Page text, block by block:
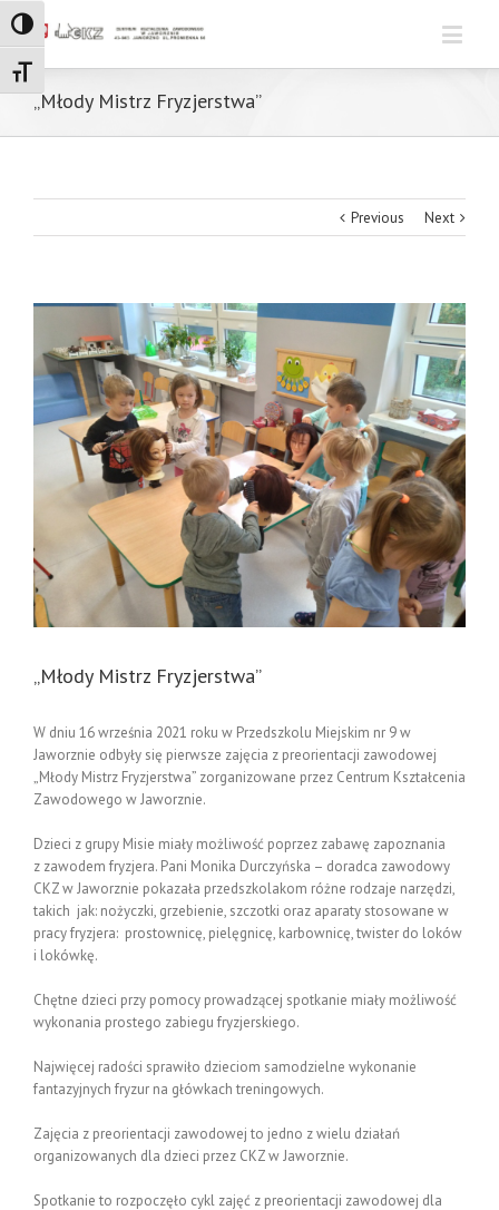
Toggle High Contrast
Toggle Font size
„Młody Mistrz Fryzjerstwa”
Previous Next
„Młody Mistrz Fryzjerstwa”
W dniu 16 września 2021 roku w Przedszkolu Miejskim nr 9 w
Jaworznie odbyły się pierwsze zajęcia z preorientacji zawodowej
„Młody Mistrz Fryzjerstwa” zorganizowane przez Centrum Kształcenia
Zawodowego w Jaworznie.
Dzieci z grupy Misie miały możliwość poprzez zabawę zapoznania
z zawodem fryzjera. Pani Monika Durczyńska – doradca zawodowy
CKZ w Jaworznie pokazała przedszkolakom różne rodzaje narzędzi,
takich jak: nożyczki, grzebienie, szczotki oraz aparaty stosowane w
pracy fryzjera: prostownicę, pielęgnicę, karbownicę, twister do loków
i lokówkę.
Chętne dzieci przy pomocy prowadzącej spotkanie miały możliwość
wykonania prostego zabiegu fryzjerskiego.
Najwięcej radości sprawiło dzieciom samodzielne wykonanie
fantazyjnych fryzur na główkach treningowych.
Zajęcia z preorientacji zawodowej to jedno z wielu działań
organizowanych dla dzieci przez CKZ w Jaworznie.
Spotkanie to rozpoczęło cykl zajęć z preorientacji zawodowej dla